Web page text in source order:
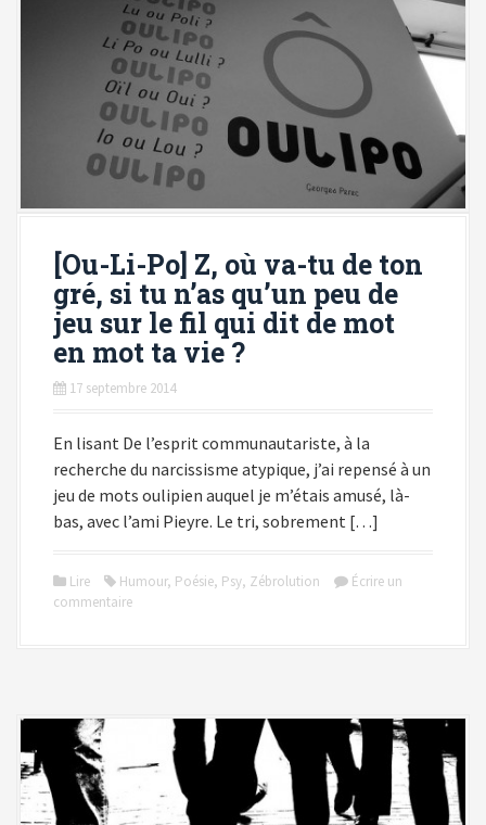
[Ou-Li-Po] Z, où va-tu de ton
gré, si tu n’as qu’un peu de
jeu sur le fil qui dit de mot
en mot ta vie ?
17 septembre 2014
En lisant De l’esprit communautariste, à la
recherche du narcissisme atypique, j’ai repensé à un
jeu de mots oulipien auquel je m’étais amusé, là-
bas, avec l’ami Pieyre. Le tri, sobrement […]
Lire Humour, Poésie, Psy, Zébrolution
Écrire un
commentaire